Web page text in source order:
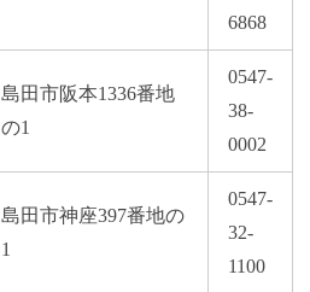
6868
島田市阪本1336番地
の1
0547-
38-
0002
島田市神座397番地の
1
0547-
32-
1100